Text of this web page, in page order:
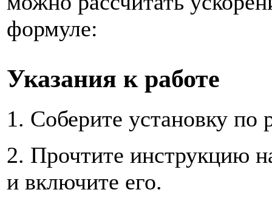
формуле:
Указания к работе
1. Соберите установку по
2. Прочтите инструкцию
и включите его.